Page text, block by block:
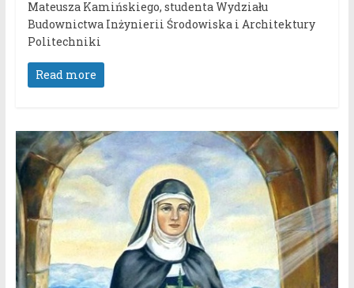
Mateusza Kamińskiego, studenta Wydziału
Budownictwa Inżynierii Środowiska i Architektury
Politechniki
Read more